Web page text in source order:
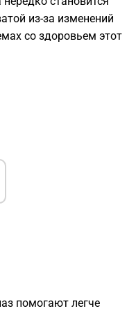
из-за изменений
со здоровьем этот
помогают легче